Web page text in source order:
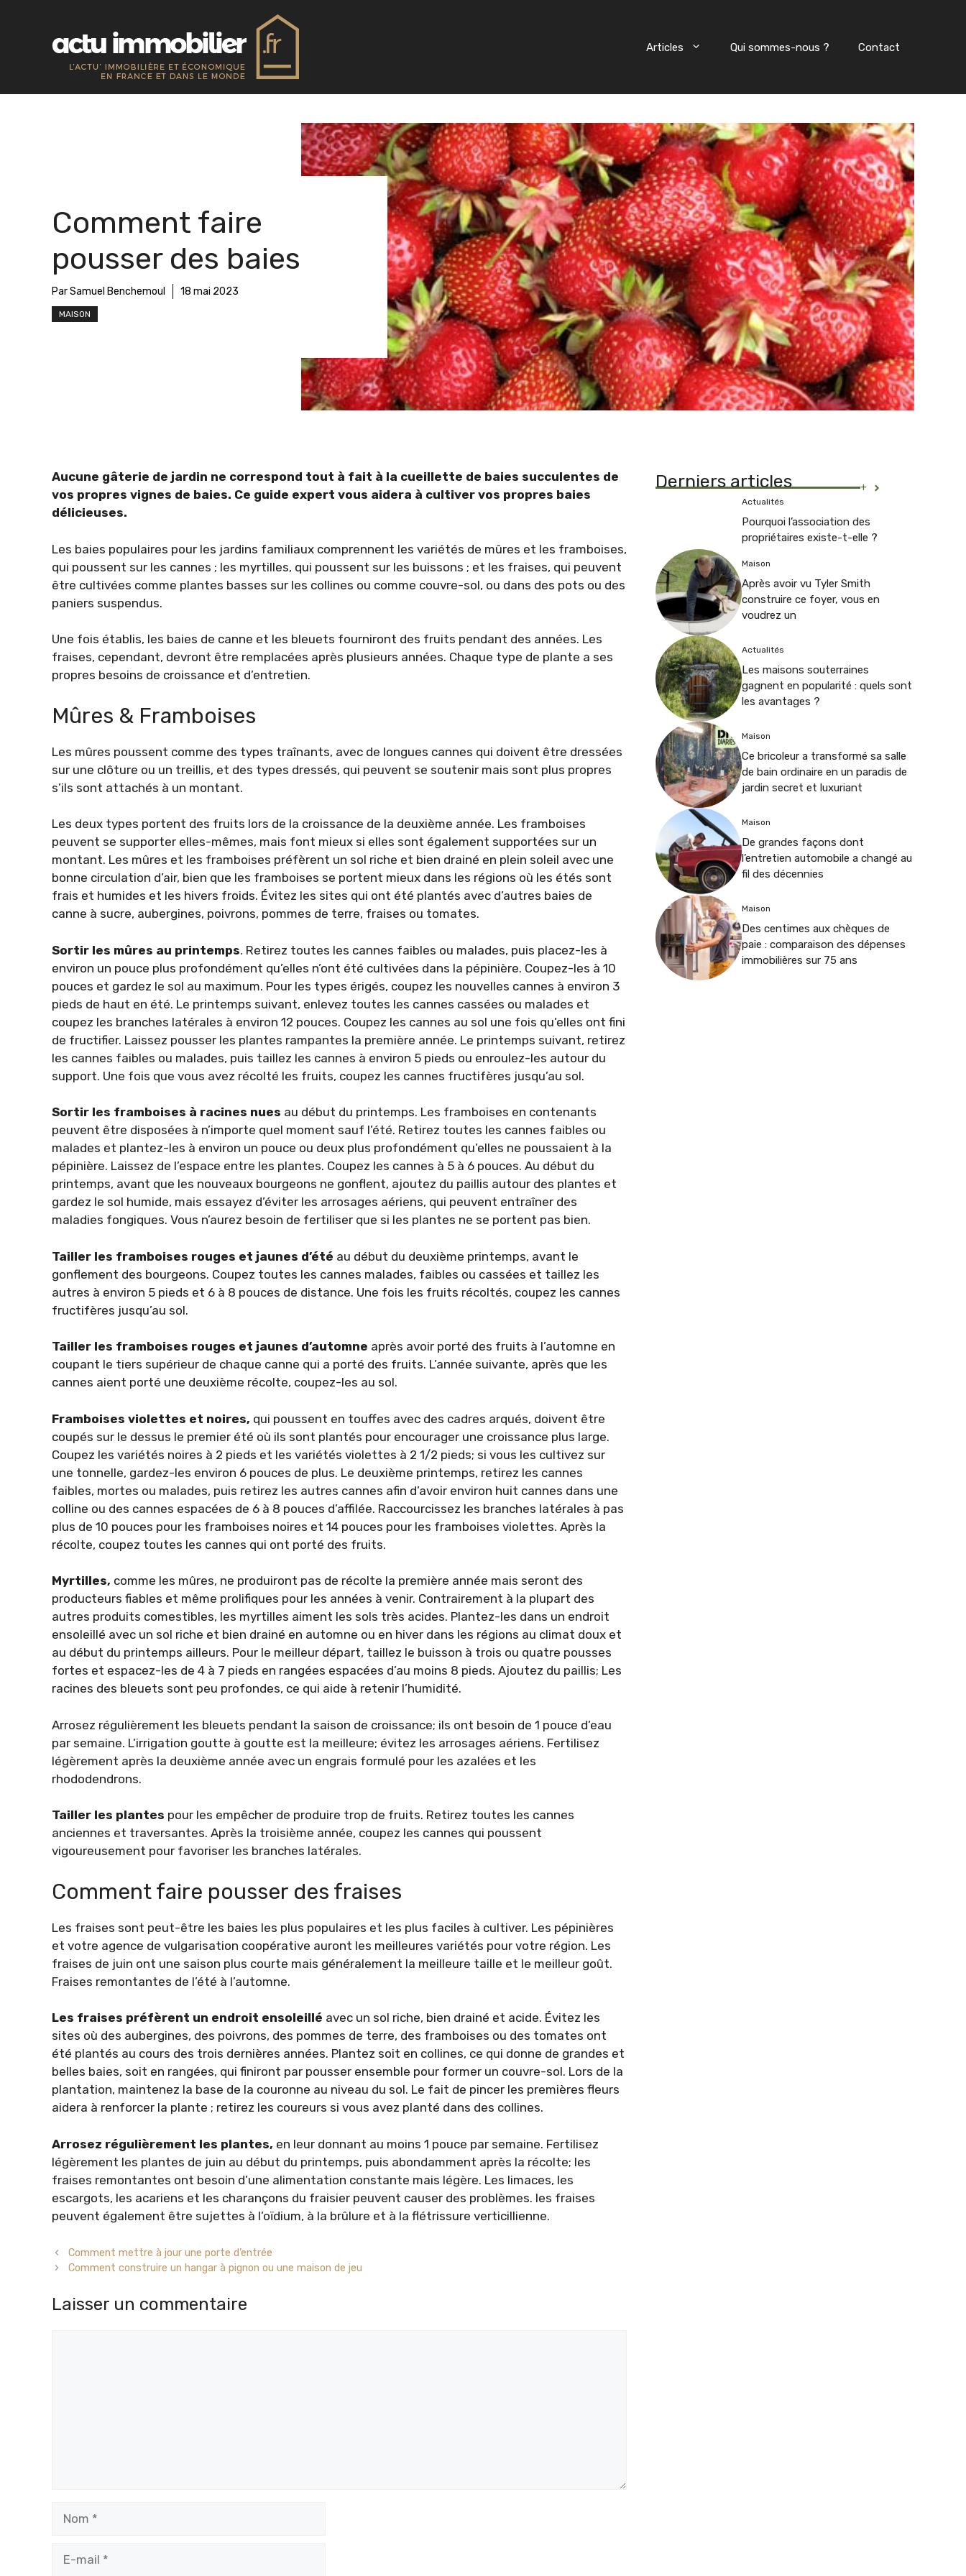
Articles Qui sommes-nous ? Contact
Comment faire
pousser des baies
Par Samuel Benchemoul 18 mai 2023
MAISON
Aucune gâterie de jardin ne correspond tout à fait à la cueillette de baies succulentes de
vos propres vignes de baies. Ce guide expert vous aidera à cultiver vos propres baies
délicieuses.
Les baies populaires pour les jardins familiaux comprennent les variétés de mûres et les framboises,
qui poussent sur les cannes ; les myrtilles, qui poussent sur les buissons ; et les fraises, qui peuvent
être cultivées comme plantes basses sur les collines ou comme couvre-sol, ou dans des pots ou des
paniers suspendus.
Une fois établis, les baies de canne et les bleuets fourniront des fruits pendant des années. Les
fraises, cependant, devront être remplacées après plusieurs années. Chaque type de plante a ses
propres besoins de croissance et d’entretien.
Mûres & Framboises
Les mûres poussent comme des types traînants, avec de longues cannes qui doivent être dressées
sur une clôture ou un treillis, et des types dressés, qui peuvent se soutenir mais sont plus propres
s’ils sont attachés à un montant.
Les deux types portent des fruits lors de la croissance de la deuxième année. Les framboises
peuvent se supporter elles-mêmes, mais font mieux si elles sont également supportées sur un
montant. Les mûres et les framboises préfèrent un sol riche et bien drainé en plein soleil avec une
bonne circulation d’air, bien que les framboises se portent mieux dans les régions où les étés sont
frais et humides et les hivers froids. Évitez les sites qui ont été plantés avec d’autres baies de
canne à sucre, aubergines, poivrons, pommes de terre, fraises ou tomates.
Sortir les mûres au printemps. Retirez toutes les cannes faibles ou malades, puis placez-les à
environ un pouce plus profondément qu’elles n’ont été cultivées dans la pépinière. Coupez-les à 10
pouces et gardez le sol au maximum. Pour les types érigés, coupez les nouvelles cannes à environ 3
pieds de haut en été. Le printemps suivant, enlevez toutes les cannes cassées ou malades et
coupez les branches latérales à environ 12 pouces. Coupez les cannes au sol une fois qu’elles ont fini
de fructifier. Laissez pousser les plantes rampantes la première année. Le printemps suivant, retirez
les cannes faibles ou malades, puis taillez les cannes à environ 5 pieds ou enroulez-les autour du
support. Une fois que vous avez récolté les fruits, coupez les cannes fructifères jusqu’au sol.
Sortir les framboises à racines nues au début du printemps. Les framboises en contenants
peuvent être disposées à n’importe quel moment sauf l’été. Retirez toutes les cannes faibles ou
malades et plantez-les à environ un pouce ou deux plus profondément qu’elles ne poussaient à la
pépinière. Laissez de l’espace entre les plantes. Coupez les cannes à 5 à 6 pouces. Au début du
printemps, avant que les nouveaux bourgeons ne gonflent, ajoutez du paillis autour des plantes et
gardez le sol humide, mais essayez d’éviter les arrosages aériens, qui peuvent entraîner des
maladies fongiques. Vous n’aurez besoin de fertiliser que si les plantes ne se portent pas bien.
Tailler les framboises rouges et jaunes d’été au début du deuxième printemps, avant le
gonflement des bourgeons. Coupez toutes les cannes malades, faibles ou cassées et taillez les
autres à environ 5 pieds et 6 à 8 pouces de distance. Une fois les fruits récoltés, coupez les cannes
fructifères jusqu’au sol.
Tailler les framboises rouges et jaunes d’automne après avoir porté des fruits à l’automne en
coupant le tiers supérieur de chaque canne qui a porté des fruits. L’année suivante, après que les
cannes aient porté une deuxième récolte, coupez-les au sol.
Framboises violettes et noires, qui poussent en touffes avec des cadres arqués, doivent être
coupés sur le dessus le premier été où ils sont plantés pour encourager une croissance plus large.
Coupez les variétés noires à 2 pieds et les variétés violettes à 2 1/2 pieds; si vous les cultivez sur
une tonnelle, gardez-les environ 6 pouces de plus. Le deuxième printemps, retirez les cannes
faibles, mortes ou malades, puis retirez les autres cannes afin d’avoir environ huit cannes dans une
colline ou des cannes espacées de 6 à 8 pouces d’affilée. Raccourcissez les branches latérales à pas
plus de 10 pouces pour les framboises noires et 14 pouces pour les framboises violettes. Après la
récolte, coupez toutes les cannes qui ont porté des fruits.
Myrtilles, comme les mûres, ne produiront pas de récolte la première année mais seront des
producteurs fiables et même prolifiques pour les années à venir. Contrairement à la plupart des
autres produits comestibles, les myrtilles aiment les sols très acides. Plantez-les dans un endroit
ensoleillé avec un sol riche et bien drainé en automne ou en hiver dans les régions au climat doux et
au début du printemps ailleurs. Pour le meilleur départ, taillez le buisson à trois ou quatre pousses
fortes et espacez-les de 4 à 7 pieds en rangées espacées d’au moins 8 pieds. Ajoutez du paillis; Les
racines des bleuets sont peu profondes, ce qui aide à retenir l’humidité.
Arrosez régulièrement les bleuets pendant la saison de croissance; ils ont besoin de 1 pouce d’eau
par semaine. L’irrigation goutte à goutte est la meilleure; évitez les arrosages aériens. Fertilisez
légèrement après la deuxième année avec un engrais formulé pour les azalées et les
rhododendrons.
Tailler les plantes pour les empêcher de produire trop de fruits. Retirez toutes les cannes
anciennes et traversantes. Après la troisième année, coupez les cannes qui poussent
vigoureusement pour favoriser les branches latérales.
Comment faire pousser des fraises
Les fraises sont peut-être les baies les plus populaires et les plus faciles à cultiver. Les pépinières
et votre agence de vulgarisation coopérative auront les meilleures variétés pour votre région. Les
fraises de juin ont une saison plus courte mais généralement la meilleure taille et le meilleur goût.
Fraises remontantes de l’été à l’automne.
Les fraises préfèrent un endroit ensoleillé avec un sol riche, bien drainé et acide. Évitez les
sites où des aubergines, des poivrons, des pommes de terre, des framboises ou des tomates ont
été plantés au cours des trois dernières années. Plantez soit en collines, ce qui donne de grandes et
belles baies, soit en rangées, qui finiront par pousser ensemble pour former un couvre-sol. Lors de la
plantation, maintenez la base de la couronne au niveau du sol. Le fait de pincer les premières fleurs
aidera à renforcer la plante ; retirez les coureurs si vous avez planté dans des collines.
Arrosez régulièrement les plantes, en leur donnant au moins 1 pouce par semaine. Fertilisez
légèrement les plantes de juin au début du printemps, puis abondamment après la récolte; les
fraises remontantes ont besoin d’une alimentation constante mais légère. Les limaces, les
escargots, les acariens et les charançons du fraisier peuvent causer des problèmes. les fraises
peuvent également être sujettes à l’oïdium, à la brûlure et à la flétrissure verticillienne.
Comment mettre à jour une porte d’entrée
Comment construire un hangar à pignon ou une maison de jeu
Laisser un commentaire
mail
Derniers articles +
Actualités
Pourquoi l’association des
propriétaires existe-t-elle ?
Maison
Après avoir vu Tyler Smith
construire ce foyer, vous en
voudrez un
Actualités
Les maisons souterraines
gagnent en popularité : quels sont
les avantages ?
Maison
Ce bricoleur a transformé sa salle
de bain ordinaire en un paradis de
jardin secret et luxuriant
Maison
De grandes façons dont
l’entretien automobile a changé au
fil des décennies
Maison
Des centimes aux chèques de
paie : comparaison des dépenses
immobilières sur 75 ans